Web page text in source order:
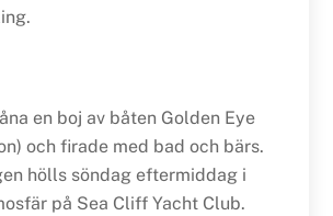
en boj av båten Golden Eye
och firade med bad och bärs.
hölls söndag eftermiddag i
på Sea Cliff Yacht Club.